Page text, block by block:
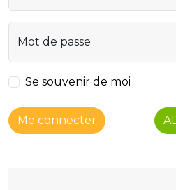
Mot de passe
Se souvenir de moi
Me connecter